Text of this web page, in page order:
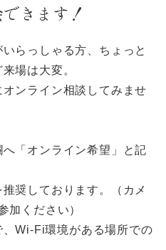
きます！
らっしゃる方、ちょっと
場は大変。
ンライン相談してみませ
「オンライン希望」と記
奨しております。（カメ
加ください）
Wi-Fi環境がある場所での